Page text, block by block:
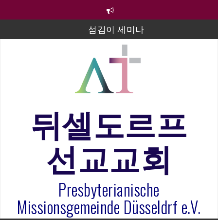
섬김이 세미나
김태희 자매 졸업연주
2023년 어린이 주일 유초등부 발표
라합3 나라 봉헌송
은퇴사-우선화 권사
20260322 주안에 가만히 머물기(요한복음 15:1-17) 손
훈목사
뒤셀도르프
선교교회
Presbyterianische
Missionsgemeinde Düsseldrf e.V.